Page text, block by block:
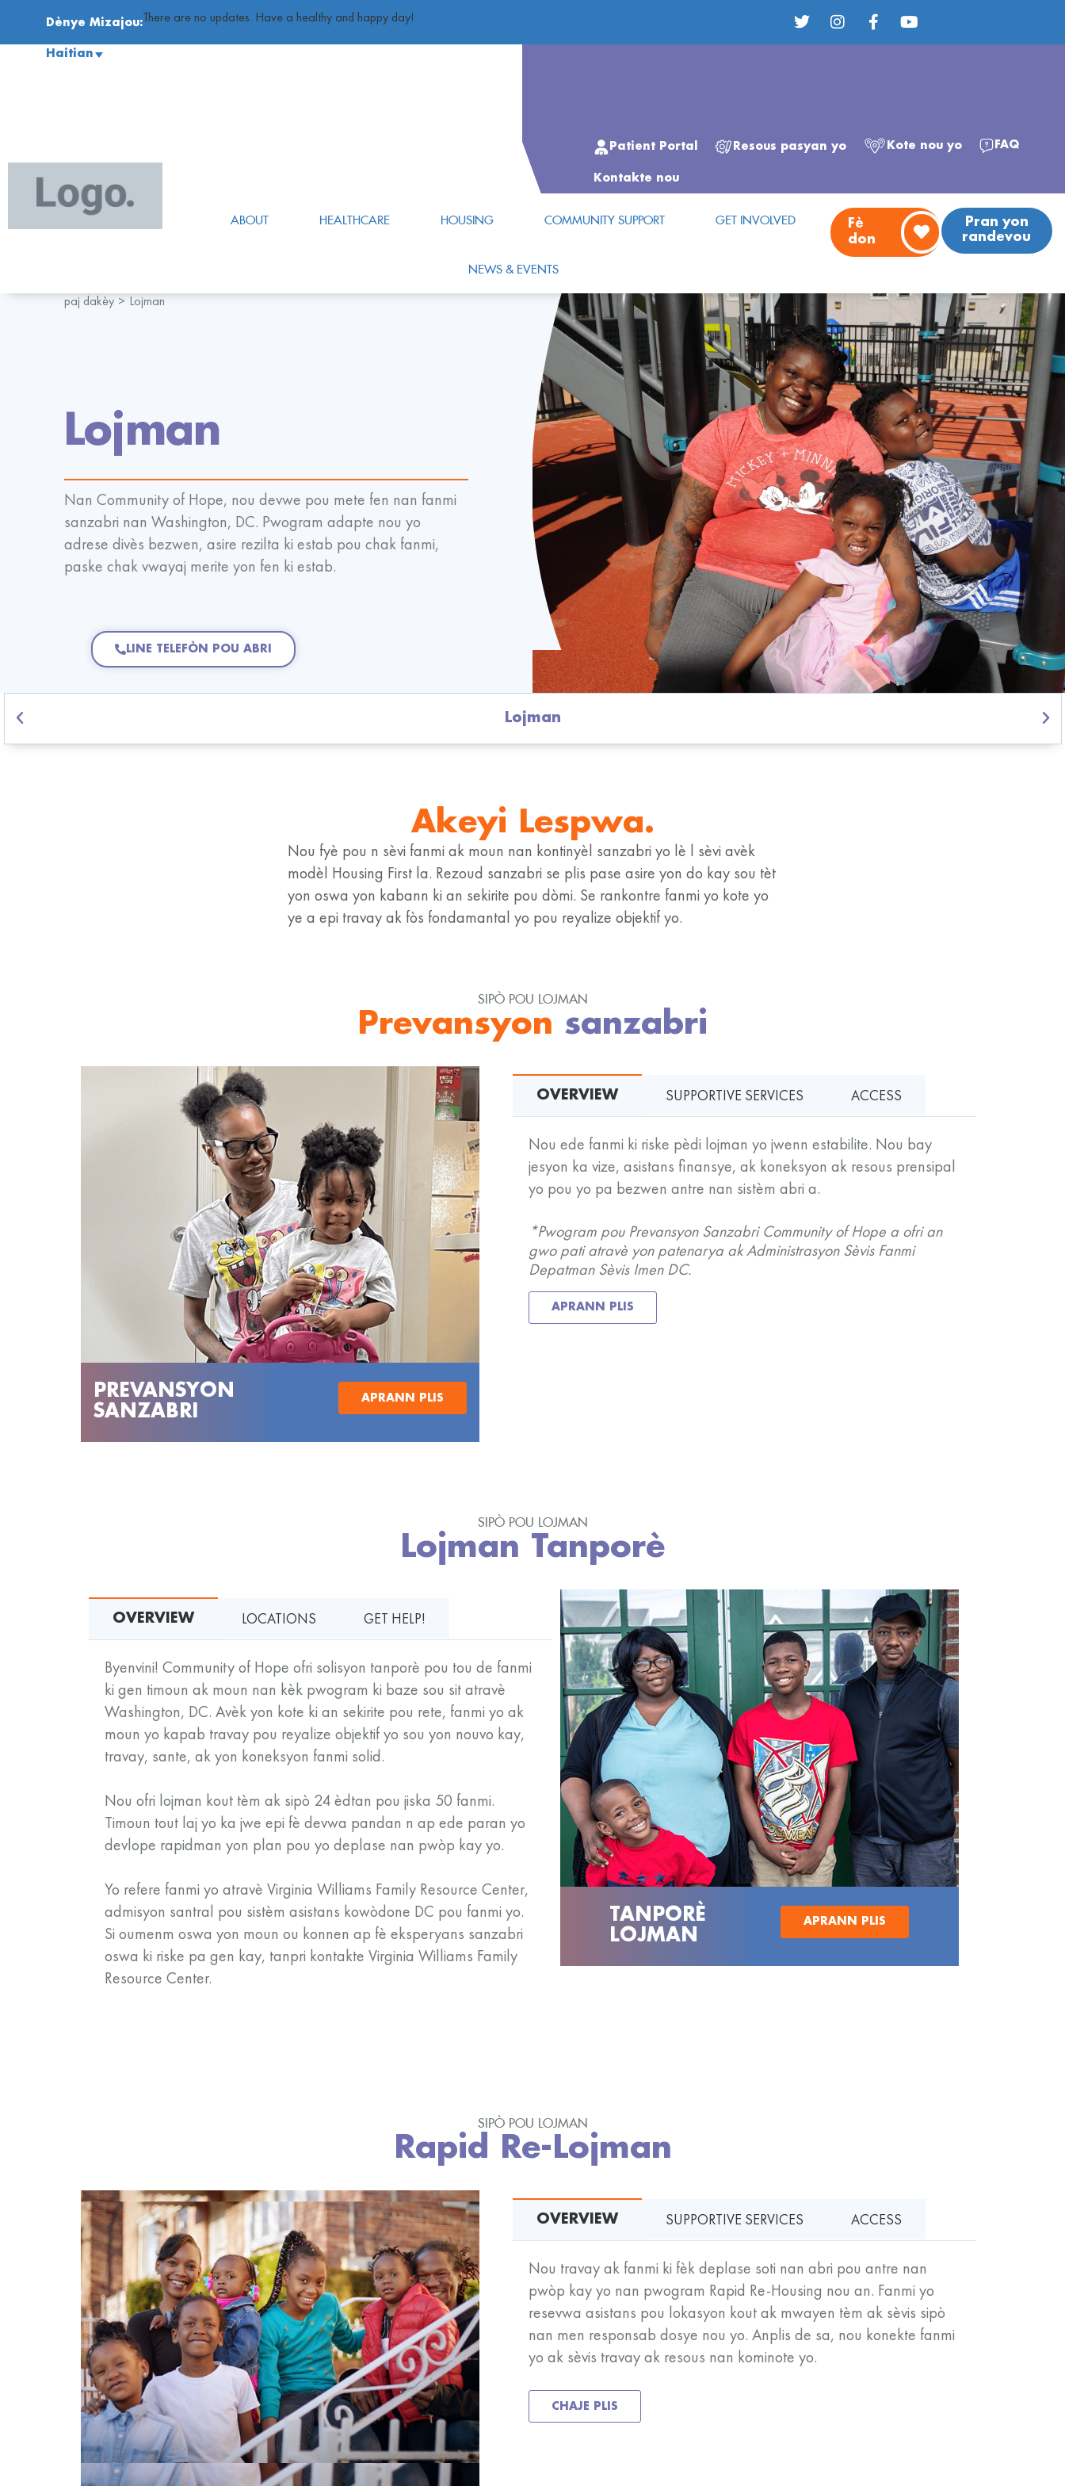
Dènye Mizajou:There are no updates. Have a healthy and happy day!
Haitian
Patient Portal Resous pasyan yo Kote nou yo FAQ
Kontakte nou
ABOUT HEALTHCARE HOUSING COMMUNITY SUPPORT GET INVOLVED
NEWS & EVENTS
Fè
don
Pran yon
randevou
paj dakèy > Lojman
Lojman
Nan Community of Hope, nou devwe pou mete fen nan fanmi
sanzabri nan Washington, DC. Pwogram adapte nou yo
adrese divès bezwen, asire rezilta ki estab pou chak fanmi,
paske chak vwayaj merite yon fen ki estab.
LINE TELEFÒN POU ABRI
Lojman
Akeyi Lespwa.
Nou fyè pou n sèvi fanmi ak moun nan kontinyèl sanzabri yo lè l sèvi avèk
modèl Housing First la. Rezoud sanzabri se plis pase asire yon do kay sou tèt
yon oswa yon kabann ki an sekirite pou dòmi. Se rankontre fanmi yo kote yo
ye a epi travay ak fòs fondamantal yo pou reyalize objektif yo.
SIPÒ POU LOJMAN
Prevansyon sanzabri
PREVANSYON
SANZABRI
APRANN PLIS
OVERVIEW SUPPORTIVE SERVICES ACCESS
Nou ede fanmi ki riske pèdi lojman yo jwenn estabilite. Nou bay
jesyon ka vize, asistans finansye, ak koneksyon ak resous prensipal
yo pou yo pa bezwen antre nan sistèm abri a.
*Pwogram pou Prevansyon Sanzabri Community of Hope a ofri an
gwo pati atravè yon patenarya ak Administrasyon Sèvis Fanmi
Depatman Sèvis Imen DC.
APRANN PLIS
SIPÒ POU LOJMAN
Lojman Tanporè
OVERVIEW LOCATIONS GET HELP!
Byenvini! Community of Hope ofri solisyon tanporè pou tou de fanmi
ki gen timoun ak moun nan kèk pwogram ki baze sou sit atravè
Washington, DC. Avèk yon kote ki an sekirite pou rete, fanmi yo ak
moun yo kapab travay pou reyalize objektif yo sou yon nouvo kay,
travay, sante, ak yon koneksyon fanmi solid.
Nou ofri lojman kout tèm ak sipò 24 èdtan pou jiska 50 fanmi.
Timoun tout laj yo ka jwe epi fè devwa pandan n ap ede paran yo
devlope rapidman yon plan pou yo deplase nan pwòp kay yo.
Yo refere fanmi yo atravè Virginia Williams Family Resource Center,
admisyon santral pou sistèm asistans kowòdone DC pou fanmi yo.
Si oumenm oswa yon moun ou konnen ap fè eksperyans sanzabri
oswa ki riske pa gen kay, tanpri kontakte Virginia Williams Family
Resource Center.
TANPORÈ
LOJMAN
APRANN PLIS
SIPÒ POU LOJMAN
Rapid Re-Lojman
OVERVIEW SUPPORTIVE SERVICES ACCESS
Nou travay ak fanmi ki fèk deplase soti nan abri pou antre nan
pwòp kay yo nan pwogram Rapid Re-Housing nou an. Fanmi yo
resevwa asistans pou lokasyon kout ak mwayen tèm ak sèvis sipò
nan men responsab dosye nou yo. Anplis de sa, nou konekte fanmi
yo ak sèvis travay ak resous nan kominote yo.
CHAJE PLIS